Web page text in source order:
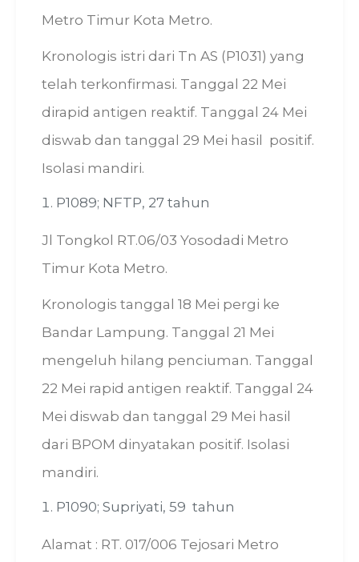
Metro Timur Kota Metro.
Kronologis istri dari Tn AS (P1031) yang
telah terkonfirmasi. Tanggal 22 Mei
dirapid antigen reaktif. Tanggal 24 Mei
diswab dan tanggal 29 Mei hasil positif.
Isolasi mandiri.
P1089; NFTP, 27 tahun
Jl Tongkol RT.06/03 Yosodadi Metro
Timur Kota Metro.
Kronologis tanggal 18 Mei pergi ke
Bandar Lampung. Tanggal 21 Mei
mengeluh hilang penciuman. Tanggal
22 Mei rapid antigen reaktif. Tanggal 24
Mei diswab dan tanggal 29 Mei hasil
dari BPOM dinyatakan positif. Isolasi
mandiri.
P1090; Supriyati, 59 tahun
Alamat : RT. 017/006 Tejosari Metro